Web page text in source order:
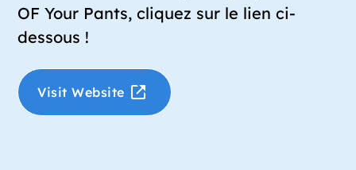
OF Your Pants, cliquez sur le lien ci-
dessous !
Visit Website